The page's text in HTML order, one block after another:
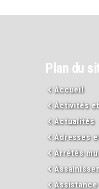
Plan du
Accueil
Activités
Actualités
Adresses
Arrêtés